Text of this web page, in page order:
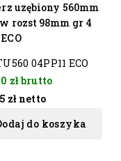
uzębiony 560mm
rozst 98mm gr 4
04PP11 ECO
złbrutto
zł netto
do koszyka